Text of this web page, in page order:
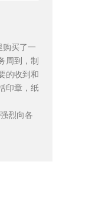
购买了一
周到，制
的收到和
印章，纸
烈向各